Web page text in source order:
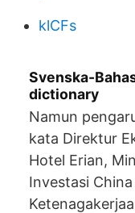
klCFs
Svenska-
dictionary
Namun
kata Direktur
Hotel Erian,
Investasi